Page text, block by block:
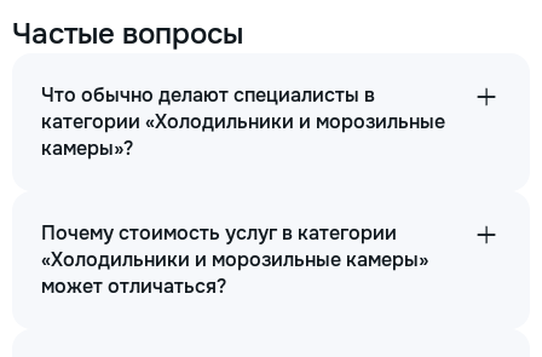
Частые вопросы
Что обычно делают специалисты в
категории «Холодильники и морозильные
камеры»?
Почему стоимость услуг в категории
«Холодильники и морозильные камеры»
может отличаться?